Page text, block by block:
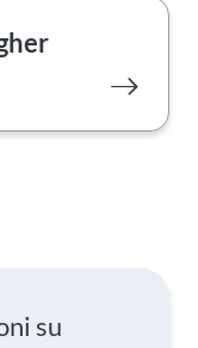
su